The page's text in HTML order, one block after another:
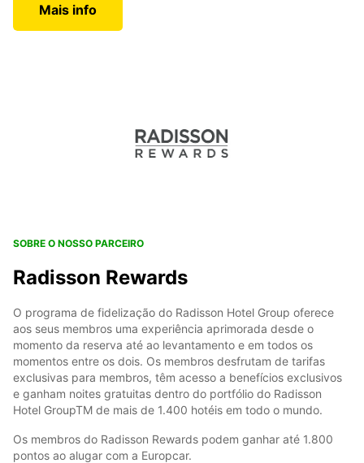
Mais info
SOBRE O NOSSO PARCEIRO
Radisson Rewards
O programa de fidelização do Radisson Hotel Group oferece
aos seus membros uma experiência aprimorada desde o
momento da reserva até ao levantamento e em todos os
momentos entre os dois. Os membros desfrutam de tarifas
exclusivas para membros, têm acesso a benefícios exclusivos
e ganham noites gratuitas dentro do portfólio do Radisson
Hotel GroupTM de mais de 1.400 hotéis em todo o mundo.
Os membros do Radisson Rewards podem ganhar até 1.800
pontos ao alugar com a Europcar.